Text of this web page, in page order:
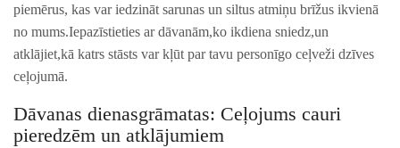
piemērus, kas var iedzināt sarunas un siltus atmiņu brīžus⁤ ikvienā ​
no mums.Iepazīstieties ar dāvanām,ko ikdiena sniedz,un
atklājiet,kā katrs stāsts var kļūt par ‌tavu personīgo ceļveži dzīves
ceļojumā.
Dāvanas dienasgrāmatas: Ceļojums cauri
pieredzēm un atklājumiem